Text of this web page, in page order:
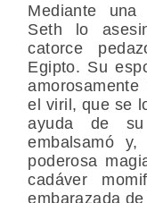
Mediante
Seth lo
catorce
Egipto. Su
el viril, que se
ayuda de
embalsamó
poderosa
cadáver
embarazada de